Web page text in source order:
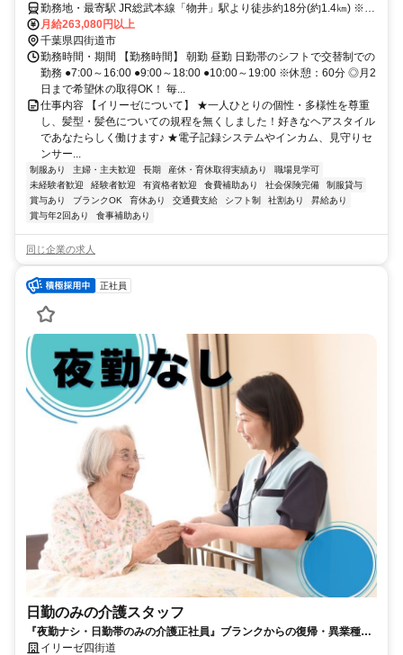
勤務地・最寄駅 JR総武本線「物井」駅より徒歩約18分(約1.4㎞) ※車
通勤OK
月給263,080円以上
千葉県四街道市
勤務時間・期間 【勤務時間】 朝勤 昼勤 日勤帯のシフトで交替制での
勤務 ●7:00～16:00 ●9:00～18:00 ●10:00～19:00 ※休憩：60分 ◎月2
日まで希望休の取得OK！ 毎...
仕事内容 【イリーゼについて】 ★一人ひとりの個性・多様性を尊重
し、髪型・髪色についての規程を無くしました！好きなヘアスタイル
であなたらしく働けます♪ ★電子記録システムやインカム、見守りセ
ンサー...
制服あり 主婦・主夫歓迎 長期 産休・育休取得実績あり
職場見学可
未経験者歓迎
経験者歓迎 有資格者歓迎 食費補助あり 社会保険完備
制服貸与
賞与あり
ブランクOK 育休あり 交通費支給 シフト制 社割あり
昇給あり
賞与年2回あり
食事補助あり
同じ企業の求人
正社員
日勤のみの介護スタッフ
『夜勤ナシ・日勤帯のみの介護正社員』ブランクからの復帰・異業種か
らの転職も大歓迎です！
イリーゼ四街道